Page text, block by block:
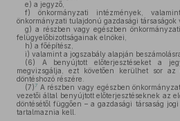
e) a jegyző,
f) önkormányzati intézmények,
önkormányzati tulajdonú gazdasági társaságok
g) a részben vagy egészben
felügyelőbizottságainak elnökei,
h) a főépítész,
i) valamint a jogszabály alapján
(6) A benyújtott előterjesztéseket a
megvizsgálja, ezt követően kerülhet sor az
döntéshozó részére.
(7)7 A részben vagy egészben
vezetői által benyújtott előterjesztéseknek az
döntésétől függően – a gazdasági társaság
tartalmaznia kell.